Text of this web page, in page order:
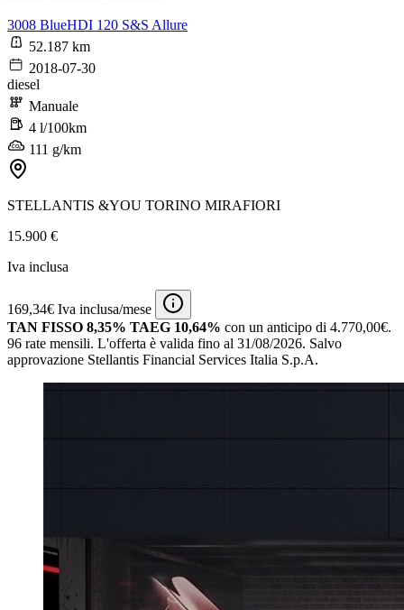
3008 BlueHDI 120 S&S Allure
52.187 km
2018-07-30
diesel
Manuale
4 l/100km
111 g/km
STELLANTIS &YOU TORINO MIRAFIORI
15.900 €
Iva inclusa
169,34€ Iva inclusa/mese
TAN FISSO 8,35% TAEG 10,64% con un anticipo di 4.770,00€.
96 rate mensili. L'offerta è valida fino al 31/08/2026. Salvo
approvazione Stellantis Financial Services Italia S.p.A.